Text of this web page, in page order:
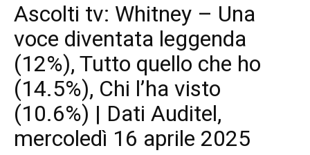
Ascolti tv: Whitney – Una
voce diventata leggenda
(12%), Tutto quello che ho
(14.5%), Chi l’ha visto
(10.6%) | Dati Auditel,
mercoledì 16 aprile 2025